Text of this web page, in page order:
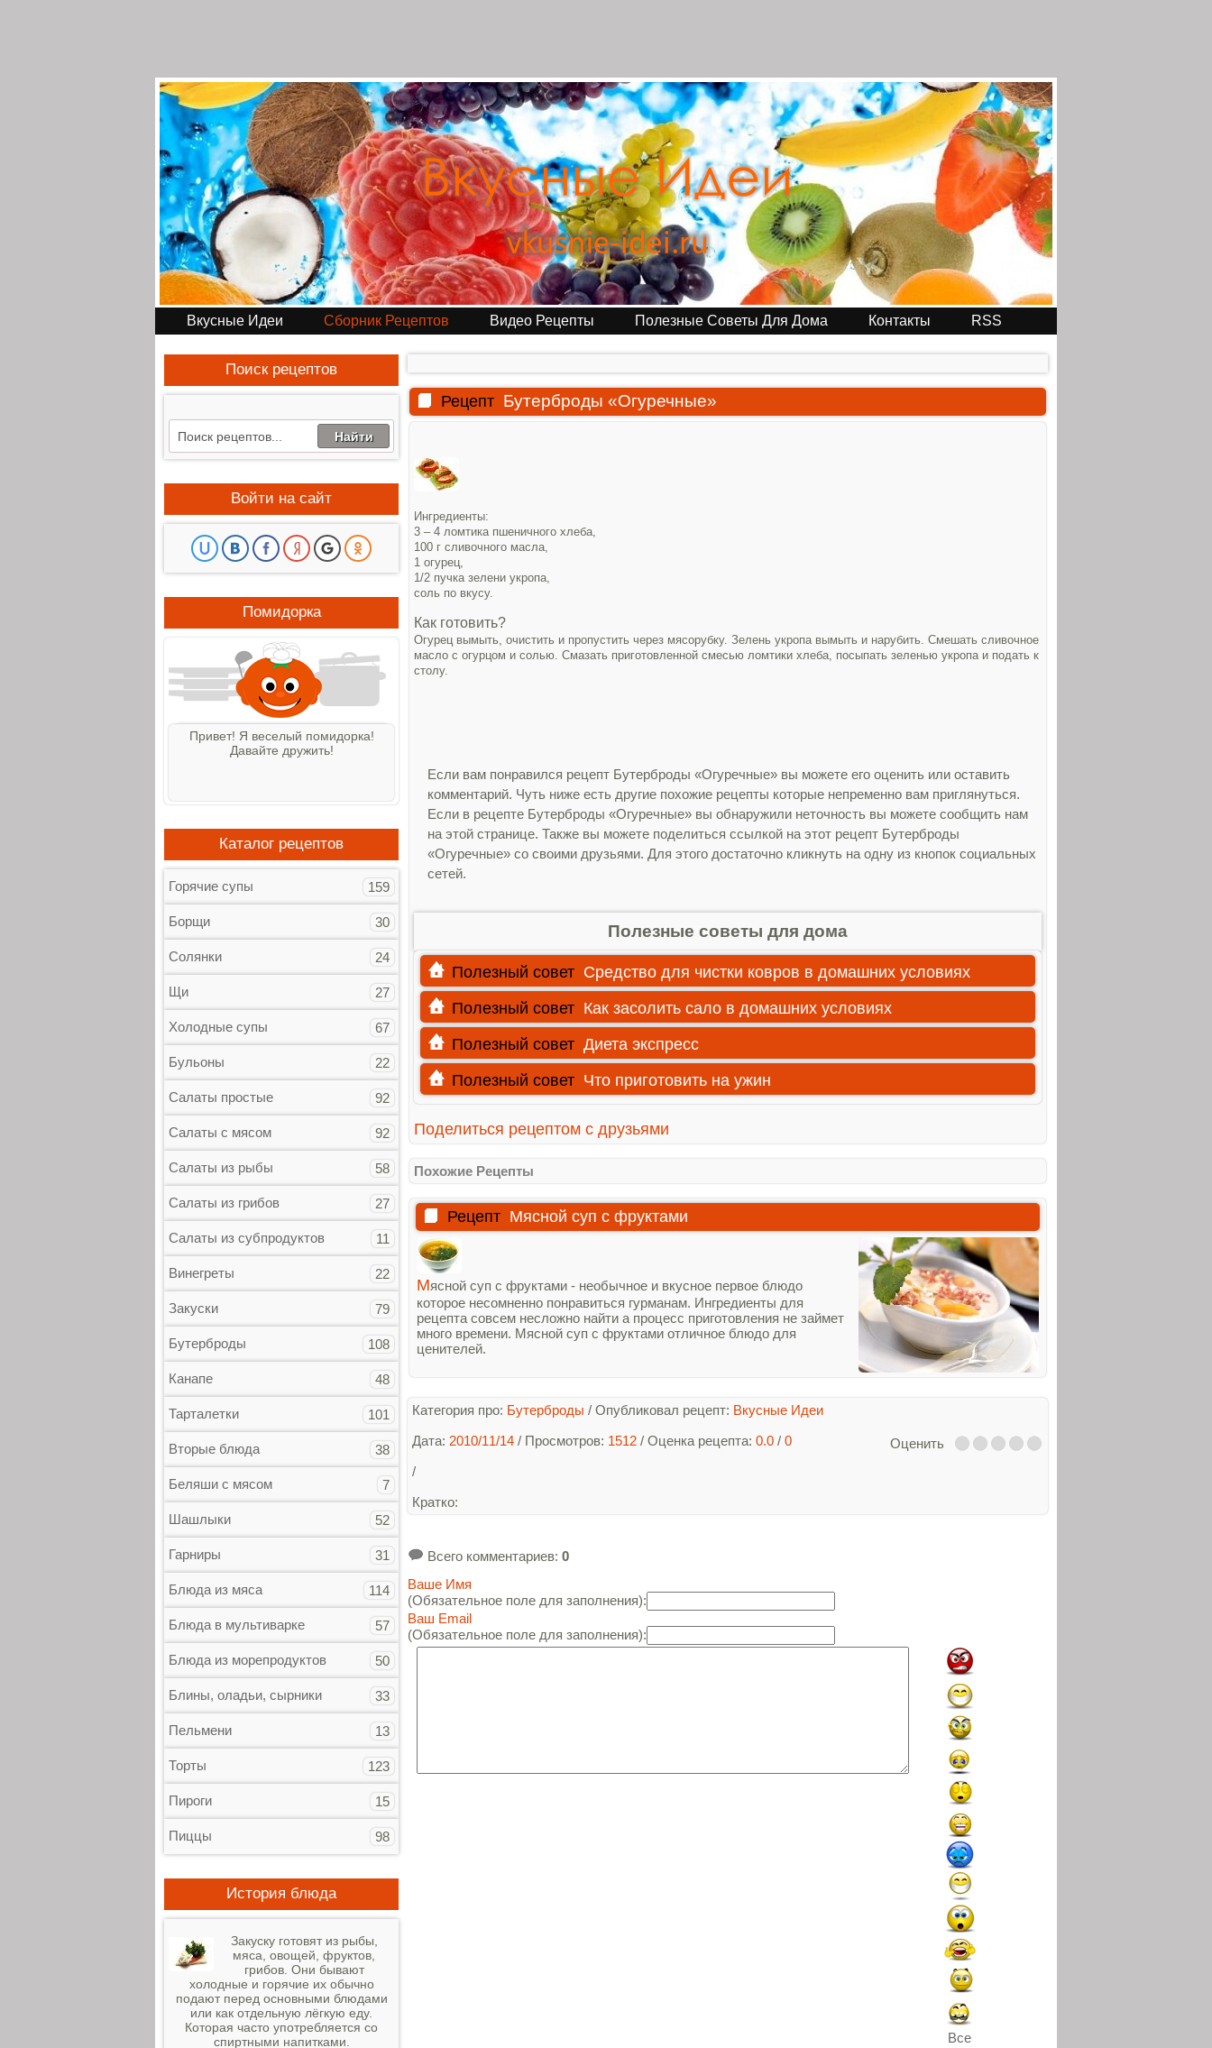
Вкусные Идеи Сборник Рецептов Видео Рецепты Полезные Советы Для Дома Контакты RSS
Рецепт Бутерброды «Огуречные»
Ингредиенты:
3 – 4 ломтика пшеничного хлеба,
100 г сливочного масла,
1 огурец,
1/2 пучка зелени укропа,
соль по вкусу.
Как готовить?
Огурец вымыть, очистить и пропустить через мясорубку. Зелень укропа вымыть и нарубить. Смешать сливочное
масло с огурцом и солью. Смазать приготовленной смесью ломтики хлеба, посыпать зеленью укропа и подать к
столу.
Если вам понравился рецепт Бутерброды «Огуречные» вы можете его оценить или оставить
комментарий. Чуть ниже есть другие похожие рецепты которые непременно вам приглянуться.
Если в рецепте Бутерброды «Огуречные» вы обнаружили неточность вы можете сообщить нам
на этой странице. Также вы можете поделиться ссылкой на этот рецепт Бутерброды
«Огуречные» со своими друзьями. Для этого достаточно кликнуть на одну из кнопок социальных
сетей.
Полезные советы для дома
Полезный совет Средство для чистки ковров в домашних условиях
Полезный совет Как засолить сало в домашних условиях
Полезный совет Диета экспресс
Полезный совет Что приготовить на ужин
Поделиться рецептом с друзьями
Похожие Рецепты
Рецепт Мясной суп с фруктами
Мясной суп с фруктами - необычное и вкусное первое блюдо
которое несомненно понравиться гурманам. Ингредиенты для
рецепта совсем несложно найти а процесс приготовления не займет
много времени. Мясной суп с фруктами отличное блюдо для
ценителей.
Категория про: Бутерброды / Опубликовал рецепт: Вкусные Идеи
Дата: 2010/11/14 / Просмотров: 1512 / Оценка рецепта: 0.0 / 0
Оценить
/
Кратко:
Всего комментариев: 0
Ваше Имя
(Обязательное поле для заполнения):
Ваш Email
(Обязательное поле для заполнения):
Все
Поиск рецептов
Войти на сайт
Помидорка
Привет! Я веселый помидорка!
Давайте дружить!
Каталог рецептов
Горячие супы 159
Борщи 30
Солянки 24
Щи 27
Холодные супы 67
Бульоны 22
Салаты простые 92
Салаты с мясом 92
Салаты из рыбы 58
Салаты из грибов 27
Салаты из субпродуктов 11
Винегреты 22
Закуски 79
Бутерброды 108
Канапе 48
Тарталетки 101
Вторые блюда 38
Беляши с мясом 7
Шашлыки 52
Гарниры 31
Блюда из мяса 114
Блюда в мультиварке 57
Блюда из морепродуктов 50
Блины, оладьи, сырники 33
Пельмени 13
Торты 123
Пироги 15
Пиццы 98
История блюда
Закуску готовят из рыбы,
мяса, овощей, фруктов,
грибов. Они бывают
холодные и горячие их обычно
подают перед основными блюдами
или как отдельную лёгкую еду.
Которая часто употребляется со
спиртными напитками.